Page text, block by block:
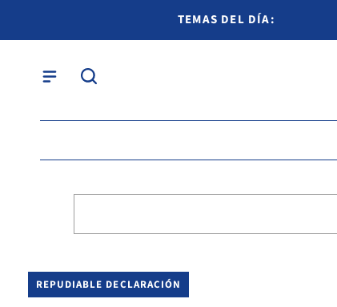
TEMAS DEL DÍA:
REPUDIABLE DECLARACIÓN